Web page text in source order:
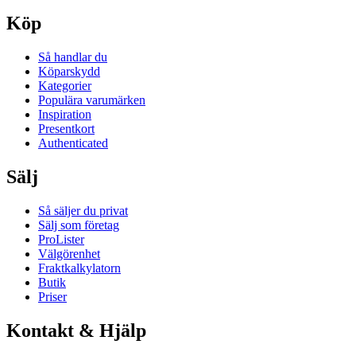
Köp
Så handlar du
Köparskydd
Kategorier
Populära varumärken
Inspiration
Presentkort
Authenticated
Sälj
Så säljer du privat
Sälj som företag
ProLister
Välgörenhet
Fraktkalkylatorn
Butik
Priser
Kontakt & Hjälp